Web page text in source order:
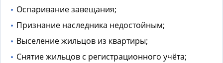
Оспаривание завещания;
Признание наследника недостойным;
Выселение жильцов из квартиры;
Снятие жильцов с регистрационного учёта;